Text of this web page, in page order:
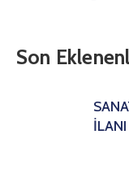
Son
İLANI